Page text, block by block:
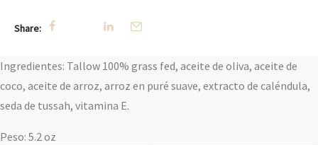
Share:
Ingredientes: Tallow 100% grass fed, aceite de oliva, aceite de
coco, aceite de arroz, arroz en puré suave, extracto de caléndula,
seda de tussah, vitamina E.
Peso: 5.2 oz